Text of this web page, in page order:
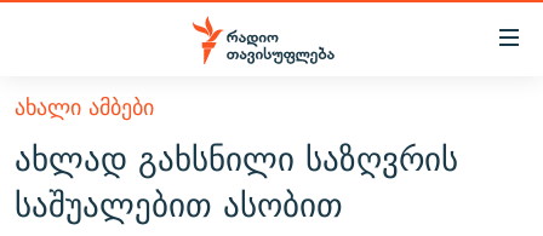
Accessibility
მთავარ
შინაარსზე
დაბრუნება
მთავარ
ᲐᲮᲐᲚᲘ ᲐᲛᲑᲔᲑᲘ
ᲗᲔᲛᲔᲑᲘ
ᲞᲝᲚᲘᲢᲘᲙᲐ
ᲕᲘᲓᲔᲝ
ᲐᲮᲐᲚᲘ ᲐᲛᲑᲔᲑᲘ
ახლად გახსნილი საზღვრის
საშუალებით ასობით